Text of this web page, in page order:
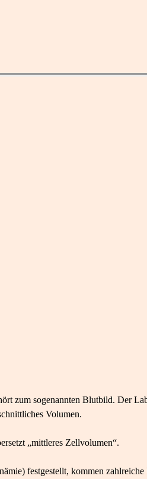
zum sogenannten Blutbild. Der
Volumen.
„mittleres Zellvolumen“.
festgestellt, kommen